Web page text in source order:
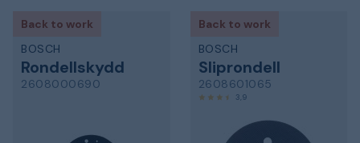
Back to work
BOSCH
Rondellskydd
2608000690
Back to work
BOSCH
Sliprondell
2608601065
3,9